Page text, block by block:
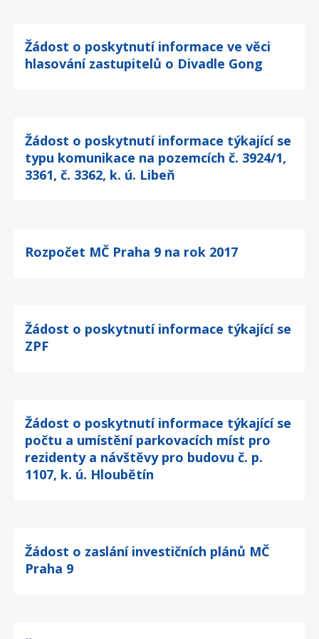
Žádost o poskytnutí informace ve věci
hlasování zastupitelů o Divadle Gong
Žádost o poskytnutí informace týkající se
typu komunikace na pozemcích č. 3924/1,
3361, č. 3362, k. ú. Libeň
Rozpočet MČ Praha 9 na rok 2017
Žádost o poskytnutí informace týkající se
ZPF
Žádost o poskytnutí informace týkající se
počtu a umístění parkovacích míst pro
rezidenty a návštěvy pro budovu č. p.
1107, k. ú. Hloubětín
Žádost o zaslání investičních plánů MČ
Praha 9